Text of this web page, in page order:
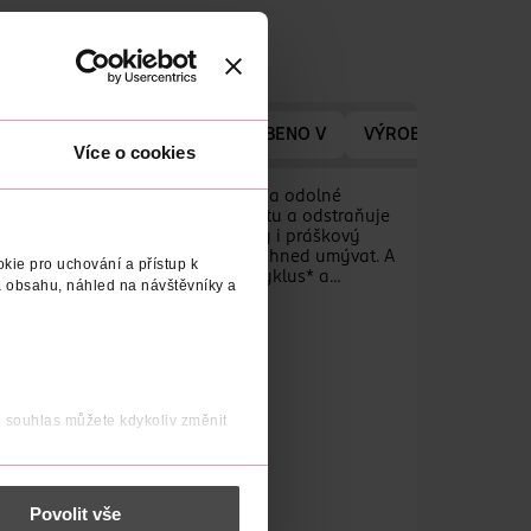
Více o cookies
pro uchování a přístup k
náhled na návštěvníky a
souhlas můžete kdykoliv změnit
osobní údaje.
Povolit vše
VYROBENO V VÝROBCE/
nejlepší čisticí účinky Jaru na odolné
Plus poskytuje vynikající čistotu a odstraňuje
režim. Jar v sobě slučuje tekutý i práškový
protože nádobí se začíná ihned umývat. A
Přepněte na krátký cyklus* a